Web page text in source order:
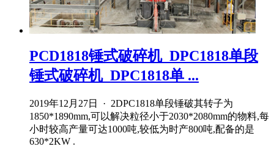
PCD1818锤式破碎机_DPC1818单段
锤式破碎机_DPC1818单 ...
2019年12月27日 · 2DPC1818单段锤破其转子为
1850*1890mm,可以解决粒径小于2030*2080mm的物料,每
小时较高产量可达1000吨,较低为时产800吨,配备的是
630*2KW .